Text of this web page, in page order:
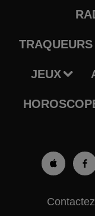
JEUX